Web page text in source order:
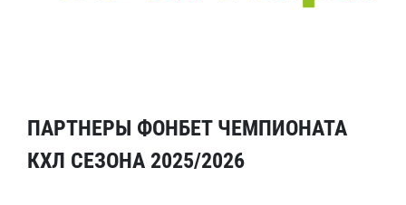
ПАРТНЕРЫ ФОНБЕТ ЧЕМПИОНАТА
КХЛ СЕЗОНА 2025/2026